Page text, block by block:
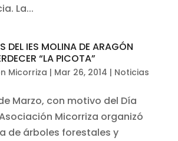
La...
DEL IES MOLINA DE ARAGÓN
“LA PICOTA”
Micorriza | Mar 26, 2014 | Noticias
Marzo, con motivo del Día
Micorriza organizó
de árboles forestales y